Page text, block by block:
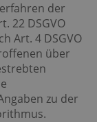
der
22 DSGVO
Art. 4 DSGVO
über
zu der